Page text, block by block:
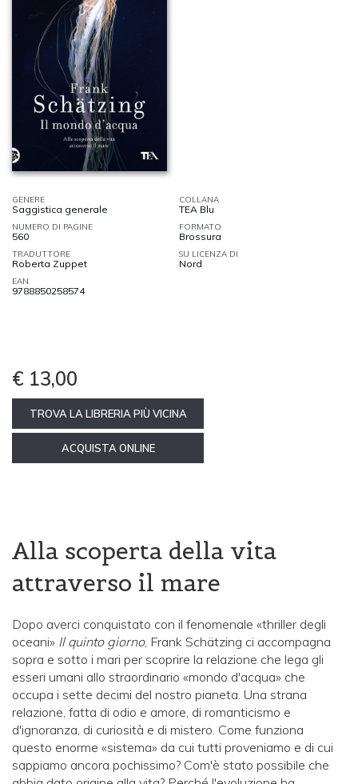
GENERE
Saggistica generale
COLLANA
TEA Blu
NUMERO DI PAGINE
560
FORMATO
Brossura
TRADUTTORE
Roberta Zuppet
SU LICENZA DI
Nord
EAN
9788850258574
€ 13,00
TROVA LA LIBRERIA PIÙ VICINA
ACQUISTA ONLINE
Alla scoperta della vita
attraverso il mare
Dopo averci conquistato con il fenomenale «thriller degli
oceani» Il quinto giorno, Frank Schätzing ci accompagna
sopra e sotto i mari per scoprire la relazione che lega gli
esseri umani allo straordinario «mondo d'acqua» che
occupa i sette decimi del nostro pianeta. Una strana
relazione, fatta di odio e amore, di romanticismo e
d'ignoranza, di curiosità e di mistero. Come funziona
questo enorme «sistema» da cui tutti proveniamo e di cui
sappiamo ancora pochissimo? Com'è stato possibile che